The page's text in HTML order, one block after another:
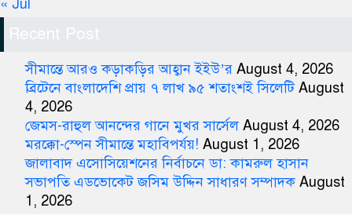
« Jul
Recent Post
সীমান্তে আরও কড়াকড়ির আহ্বান ইইউ’র August 4, 2026
ব্রিটেনে বাংলাদেশি প্রায় ৭ লাখ ৯৫ শতাংশই সিলেটি August
4, 2026
জেমস-রাহুল আনন্দের গানে মুখর সার্সেল August 4, 2026
মরক্কো-স্পেন সীমান্তে মহাবিপর্যয়! August 1, 2026
জালাবাদ এসোসিয়েশনের নির্বাচনে ডা: কামরুল হাসান
সভাপতি এডভোকেট জসিম উদ্দিন সাধারণ সম্পাদক August
1, 2026